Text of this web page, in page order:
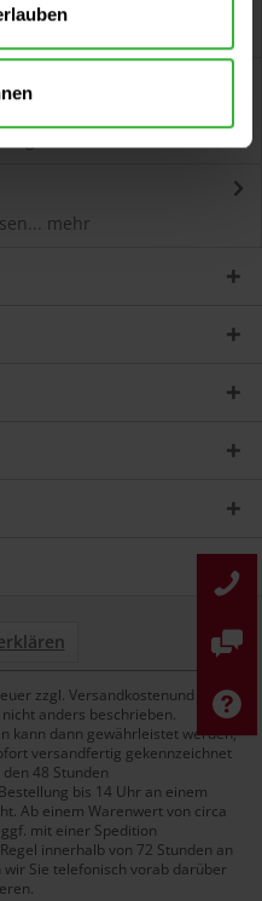
am Auto...
mehr
zzgl. Versandkostenund ggf.
anders beschrieben.
kann dann gewährleistet werden,
versandfertig gekennzeichnet
48 Stunden
bis 14 Uhr an einem
Ab einem Warenwert von circa
mit einer Spedition
innerhalb von 72 Stunden an
wir Sie telefonisch vorab darüber